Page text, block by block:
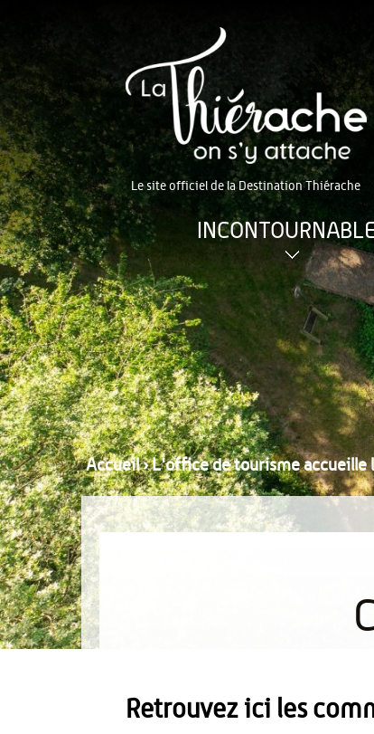
Le site officiel de la Destination Thiérache
Accueil›L'office de tourisme accueille
Retrouvez ici les